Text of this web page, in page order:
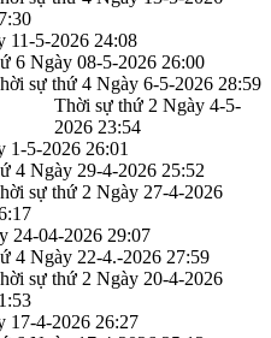
11-5-2026 24:08
6 Ngày 08-5-2026 26:00
sự thứ 4 Ngày 6-5-2026 28:59
Thời sự thứ 2 Ngày 4-5-
2026 23:54
1-5-2026 26:01
4 Ngày 29-4-2026 25:52
sự thứ 2 Ngày 27-4-2026
24-04-2026 29:07
4 Ngày 22-4.-2026 27:59
sự thứ 2 Ngày 20-4-2026
17-4-2026 26:27